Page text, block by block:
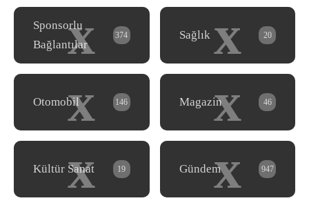
x
Sponsorlu
Bağlantılar
374 x
Sağlık 20
x
Otomobil 146 x
Magazin 46
x
Kültür Sanat 19 x
Gündem 947